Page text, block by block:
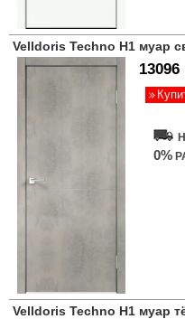
Velldoris Techno H1 муар
13096
0%
Velldoris Techno H1 муар